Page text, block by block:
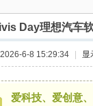
Day理想汽车
6-8 15:29:34 显
爱科技、爱创意